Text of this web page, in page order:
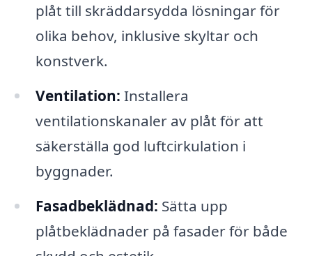
plåt till skräddarsydda lösningar för
olika behov, inklusive skyltar och
konstverk.
Ventilation: Installera
ventilationskanaler av plåt för att
säkerställa god luftcirkulation i
byggnader.
Fasadbeklädnad: Sätta upp
plåtbeklädnader på fasader för både